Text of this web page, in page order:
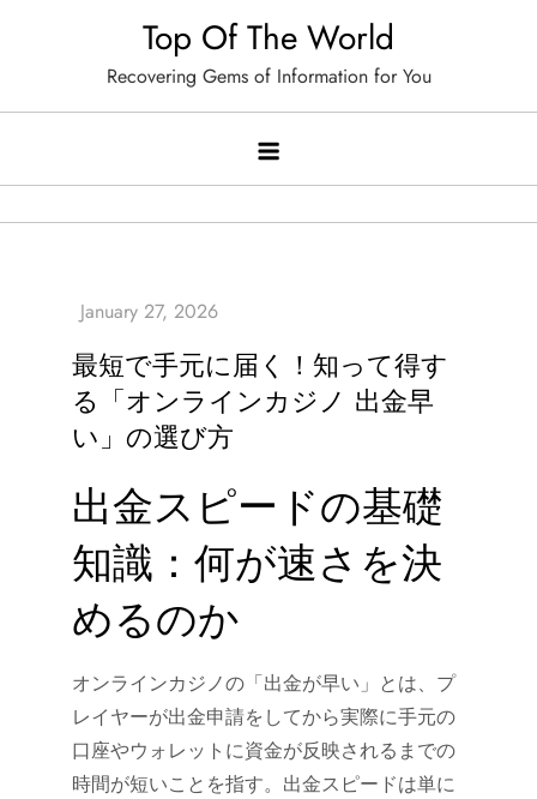
Top Of The World
Recovering Gems of Information for You
最短で手元に届く！知って得す
る「オンラインカジノ 出金早
い」の選び方
出金スピードの基礎
知識：何が速さを決
めるのか
オンラインカジノの「出金が早い」とは、プ
レイヤーが出金申請をしてから実際に手元の
口座やウォレットに資金が反映されるまでの
時間が短いことを指す。出金スピードは単に